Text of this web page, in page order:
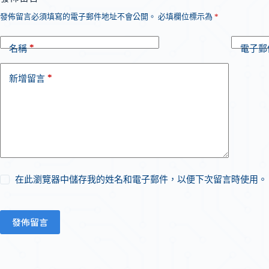
發佈留言必須填寫的電子郵件地址不會公開。 必填欄位標示為 *
名稱* 電子郵
新增留言 *
在此瀏覽器中儲存我的姓名和電子郵件，以便下次留言時使用。
發佈留言